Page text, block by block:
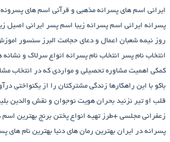
ایرانی اسم های پسرانه مذهبی و قرآنی اسم های پسرونه
پسرانه ایرانی اسم پسرانه زیبا اسم پسر ایرانی اصیل
روز نیمه شعبان اعمال و دعای حجامت البرز سنسور
انتخاب نام پسر انتخاب نام پسرانه انواع سرلاک و نشانه
کمکی اهمیت مشاوره تحصیلی و مواردی که در انتخاب
باکو با این راهکارها زندگی مشترکتان را از یکنواختی
قلب او تیر نزنید بحران هویت نوجوان و نقش والدین
زعفرانی مجلسی +طرز تهیه انواع پختن برنج بهترین اسم
پسرانه در ایران بهترین رمان های دنیا بهترین نام های